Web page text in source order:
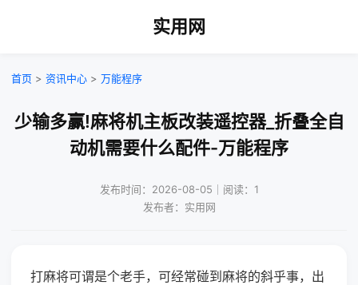
实用网
首页 > 资讯中心 > 万能程序
少输多赢!麻将机主板改装遥控器_折叠全自
动机需要什么配件-万能程序
发布时间：2026-08-05｜阅读：1
发布者：实用网
打麻将可谓是个老手，可经常碰到麻将的斜乎事，出